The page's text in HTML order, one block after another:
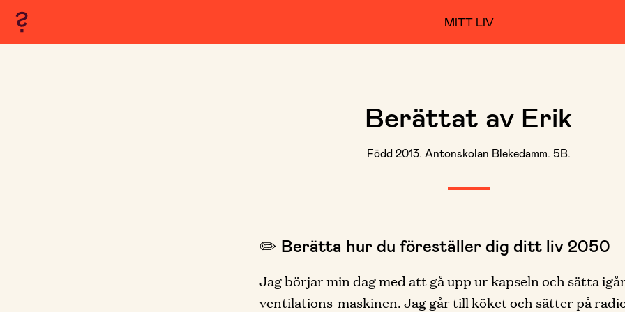
MITT LIV
Berättat av Erik
Född 2013. Antonskolan Blekedamm. 5B.
✏️ Berätta hur du föreställer dig ditt liv 2050
Jag börjar min dag med att gå upp ur kapseln och sätta
ventilations-maskinen. Jag går till köket och sätter på